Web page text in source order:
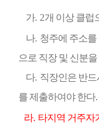
가. 2개 이상 클럽
나. 청주에 주소를
으로 직장 및 신분
다. 직장인은 반
를 제출하여야 한다.
라. 타지역 거주자